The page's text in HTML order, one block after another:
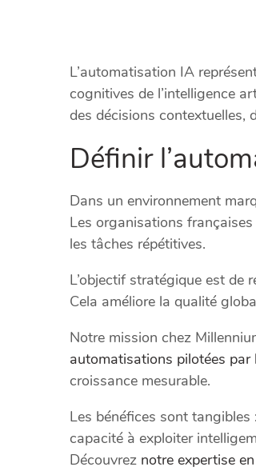
L’automatisation IA
cognitives de l’intelligence
des décisions contextuelles,
Définir
Dans un environnement
Les organisations
les tâches répétitives.
L’objectif stratégique est de
Cela améliore la qualité
Notre mission chez
automatisations pilotées par
croissance mesurable.
Les bénéfices sont tangibles
capacité à exploiter
Découvrez notre expertise